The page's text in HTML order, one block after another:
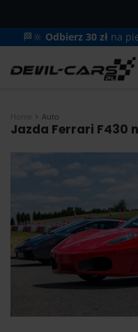
🏁🔆 Odbierz 30 zł na
Home Auto
Jazda Ferrari F430